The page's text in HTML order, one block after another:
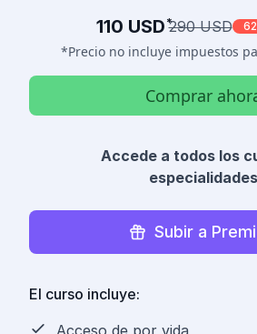
110 USD *290 USD
*Precio no incluye impuestos
Comprar
Accede a todos los
especialidades
Subir a
El curso incluye:
Acceso de por vida